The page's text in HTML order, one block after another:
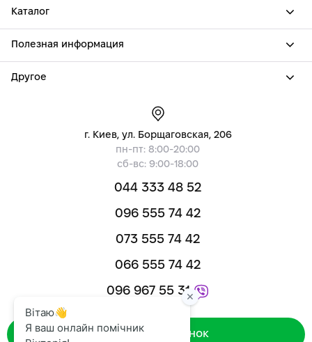
Каталог
Полезная информация
Другое
г. Киев, ул. Борщаговская, 206
пн-пт: 8:00-20:00
сб-вс: 9:00-18:00
044 333 48 52
096 555 74 42
073 555 74 42
066 555 74 42
096 967 55 31
Зворотний дзвінок